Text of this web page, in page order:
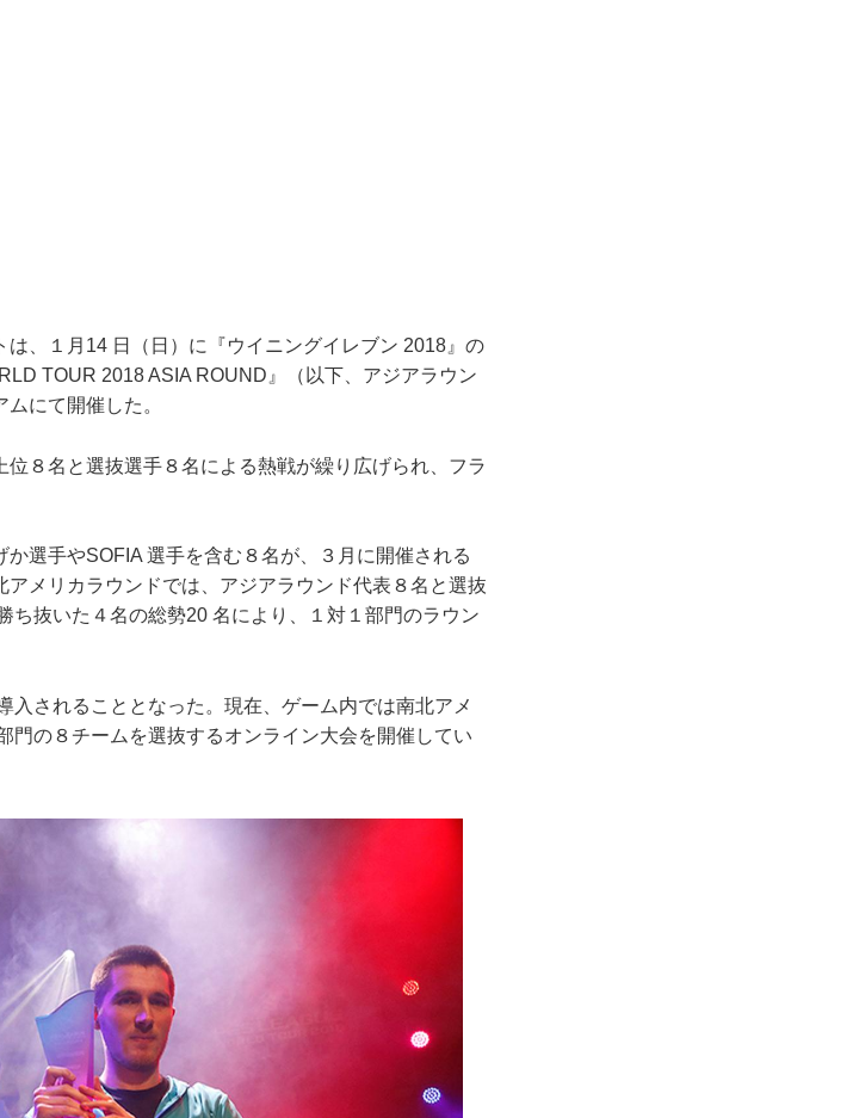
、１月14 日（日）に『ウイニングイレブン 2018』の
TOUR 2018 ASIA ROUND』（以下、アジアラウン
にて開催した。
８名と選抜選手８名による熱戦が繰り広げられ、フラ
選手やSOFIA 選手を含む８名が、３月に開催される
メリカラウンドでは、アジアラウンド代表８名と選抜
ち抜いた４名の総勢20 名により、１対１部門のラウン
入されることとなった。現在、ゲーム内では南北アメ
門の８チームを選抜するオンライン大会を開催してい